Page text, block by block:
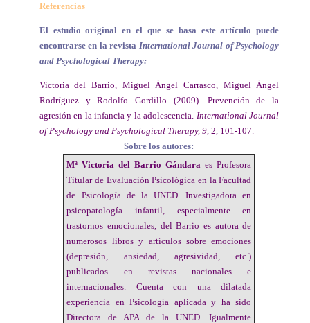
Referencias
El estudio original en el que se basa este artículo puede
encontrarse en la revista International Journal of Psychology
and Psychological Therapy:
Victoria del Barrio, Miguel Ángel Carrasco, Miguel Ángel
Rodríguez y Rodolfo Gordillo (2009). Prevención de la
agresión en la infancia y la adolescencia. International Journal
of Psychology and Psychological Therapy, 9, 2, 101-107.
Sobre los autores:
Mª Victoria del Barrio Gándara es Profesora
Titular de Evaluación Psicológica en la Facultad
de Psicología de la UNED. Investigadora en
psicopatología infantil, especialmente en
trastornos emocionales, del Barrio es autora de
numerosos libros y artículos sobre emociones
(depresión, ansiedad, agresividad, etc.)
publicados en revistas nacionales e
internacionales. Cuenta con una dilatada
experiencia en Psicología aplicada y ha sido
Directora de APA de la UNED. Igualmente